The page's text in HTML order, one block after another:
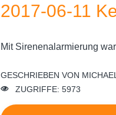
2017-06-11
Mit Sirenenalarmierung
GESCHRIEBEN VON
ZUGRIFFE: 5973